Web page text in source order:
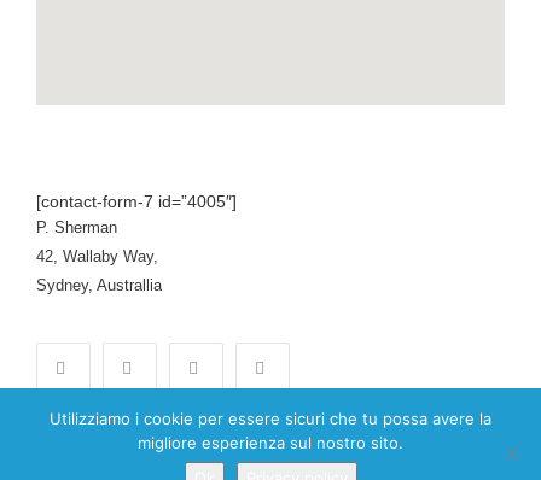
[contact-form-7 id=”4005″]
P. Sherman
42, Wallaby Way,
Sydney, Australlia
Utilizziamo i cookie per essere sicuri che tu possa avere la
migliore esperienza sul nostro sito.